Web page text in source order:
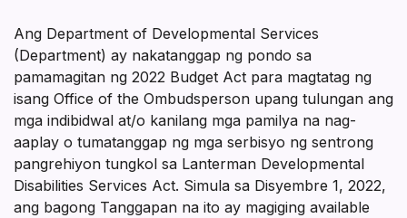
Ang Department of Developmental Services
(Department) ay nakatanggap ng pondo sa
pamamagitan ng 2022 Budget Act para magtatag ng
isang Office of the Ombudsperson upang tulungan ang
mga indibidwal at/o kanilang mga pamilya na nag-
aaplay o tumatanggap ng mga serbisyo ng sentrong
pangrehiyon tungkol sa Lanterman Developmental
Disabilities Services Act. Simula sa Disyembre 1, 2022,
ang bagong Tanggapan na ito ay magiging available